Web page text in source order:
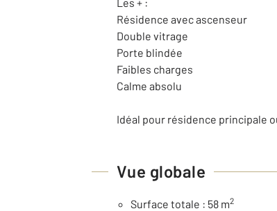
Résidence avec ascenseur
Double vitrage
Porte blindée
Faibles charges
Calme absolu
Idéal pour résidence principale
Vue globale
Surface totale : 58 m2